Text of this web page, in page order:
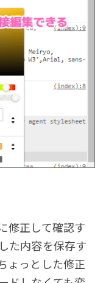
修正して確認す
た内容を保存す
ょっとした修正